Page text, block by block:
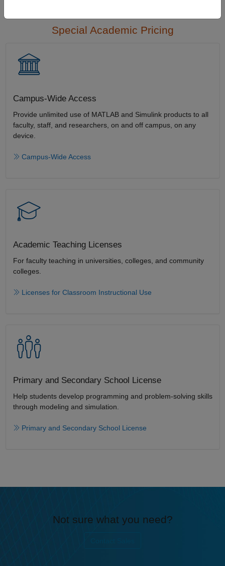
Special Academic Pricing
Campus-Wide Access
Provide unlimited use of MATLAB and Simulink products to all
faculty, staff, and researchers, on and off campus, on any
device.​
Campus-Wide Access
Academic Teaching License​s
For faculty teaching in universities, colleges, and community
colleges​.​
Licenses for Classroom Instructional Use
Primary and Secondary School License​
Help students develop programming and problem-solving skills
through modeling and simulation.​​
Primary and Secondary School License
Not sure what you need?